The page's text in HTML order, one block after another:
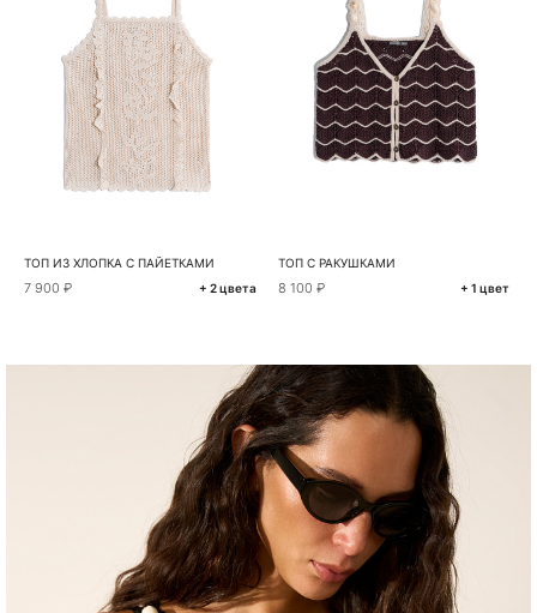
ТОП ИЗ ХЛОПКА С ПАЙЕТКАМИ
7 900 ₽ + 2 цвета
ТОП С РАКУШКАМИ
8 100 ₽ + 1 цвет